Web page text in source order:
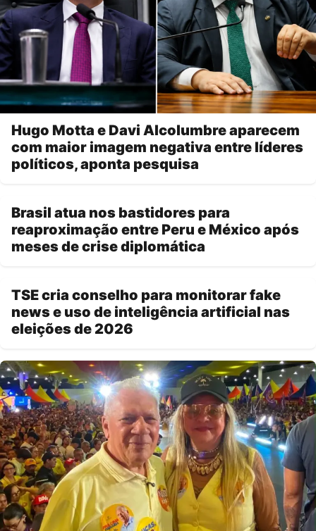
Hugo Motta e Davi Alcolumbre aparecem
com maior imagem negativa entre líderes
políticos, aponta pesquisa
Brasil atua nos bastidores para
reaproximação entre Peru e México após
meses de crise diplomática
TSE cria conselho para monitorar fake
news e uso de inteligência artificial nas
eleições de 2026